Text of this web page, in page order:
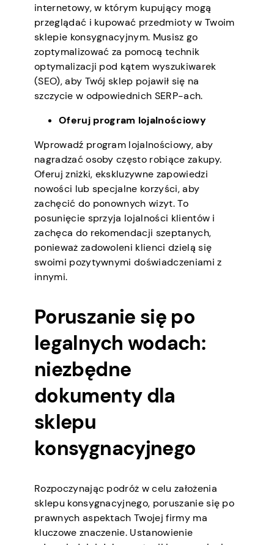
internetowy, w którym kupujący mogą
przeglądać i kupować przedmioty w Twoim
sklepie konsygnacyjnym. Musisz go
zoptymalizować za pomocą technik
optymalizacji pod kątem wyszukiwarek
(SEO), aby Twój sklep pojawił się na
szczycie w odpowiednich SERP-ach.
Oferuj program lojalnościowy
Wprowadź program lojalnościowy, aby
nagradzać osoby często robiące zakupy.
Oferuj zniżki, ekskluzywne zapowiedzi
nowości lub specjalne korzyści, aby
zachęcić do ponownych wizyt. To
posunięcie sprzyja lojalności klientów i
zachęca do rekomendacji szeptanych,
ponieważ zadowoleni klienci dzielą się
swoimi pozytywnymi doświadczeniami z
innymi.
Poruszanie się po
legalnych wodach:
niezbędne
dokumenty dla
sklepu
konsygnacyjnego
Rozpoczynając podróż w celu założenia
sklepu konsygnacyjnego, poruszanie się po
prawnych aspektach Twojej firmy ma
kluczowe znaczenie. Ustanowienie